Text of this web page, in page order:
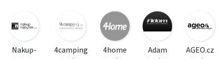
Nakup-
4camping
4home
Adam
AGEO.cz